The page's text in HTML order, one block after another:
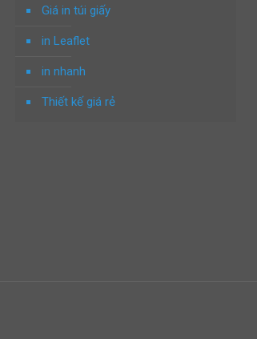
Giá in túi giấy
in Leaflet
in nhanh
Thiết kế giá rẻ